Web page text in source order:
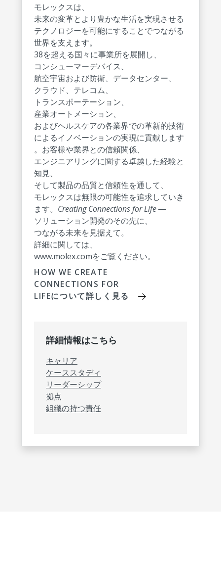
モレックスは、
未来の変革とより豊かな生活を実現させる
テクノロジーを可能にすることでつながる
世界を支えます。
38を超える国々に事業所を展開し、
コンシューマーデバイス、
航空宇宙および防衛、データセンター、
クラウド、テレコム、
トランスポーテーション、
産業オートメーション、
およびヘルスケアの各業界での革新的技術
によるイノベーションの実現に貢献します
。お客様や業界との信頼関係、
エンジニアリングに関する卓越した経験と
知見、
そして製品の品質と信頼性を通して、
モレックスは無限の可能性を追求していき
ます。 Creating Connections for Life―
ソリューション開発のその先に、
つながる未来を見据えて。
詳細に関しては、
www.molex.comをご覧ください。
HOW WE CREATE
CONNECTIONS FOR
LIFEについて詳しく見る
詳細情報はこちら
キャリア
ケーススタディ
リーダーシップ
拠点
組織の持つ責任